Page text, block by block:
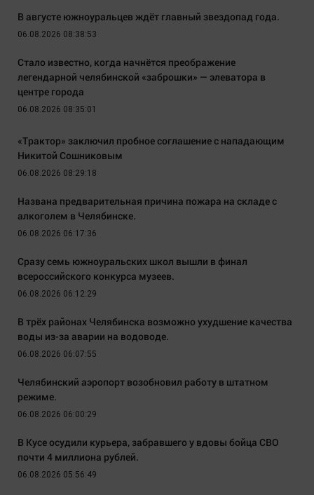
В августе южноуральцев ждёт главный звездопад года.
06.08.2026 08:38:53
Стало известно, когда начнётся преображение
легендарной челябинской «заброшки» — элеватора в
центре города
06.08.2026 08:35:01
«Трактор» заключил пробное соглашение с нападающим
Никитой Сошниковым
06.08.2026 08:29:18
Названа предварительная причина пожара на складе с
алкоголем в Челябинске.
06.08.2026 06:17:36
Сразу семь южноуральских школ вышли в финал
всероссийского конкурса музеев.
06.08.2026 06:12:29
В трёх районах Челябинска возможно ухудшение качества
воды из-за аварии на водоводе.
06.08.2026 06:07:55
Челябинский аэропорт возобновил работу в штатном
режиме.
06.08.2026 06:00:29
В Кусе осудили курьера, забравшего у вдовы бойца СВО
почти 4 миллиона рублей.
06.08.2026 05:56:49